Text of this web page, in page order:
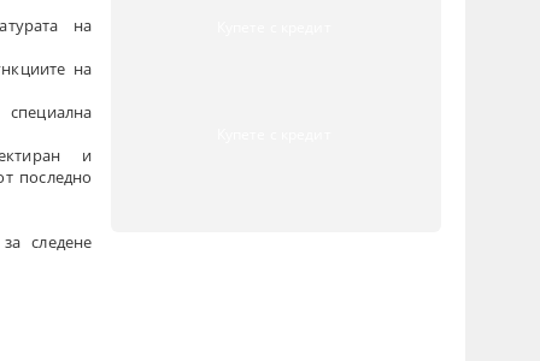
на
на
и
последно
следене